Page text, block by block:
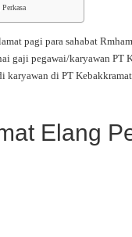
pagi para sahabat
gaji pegawai/karyawan PT
di PT
Elang